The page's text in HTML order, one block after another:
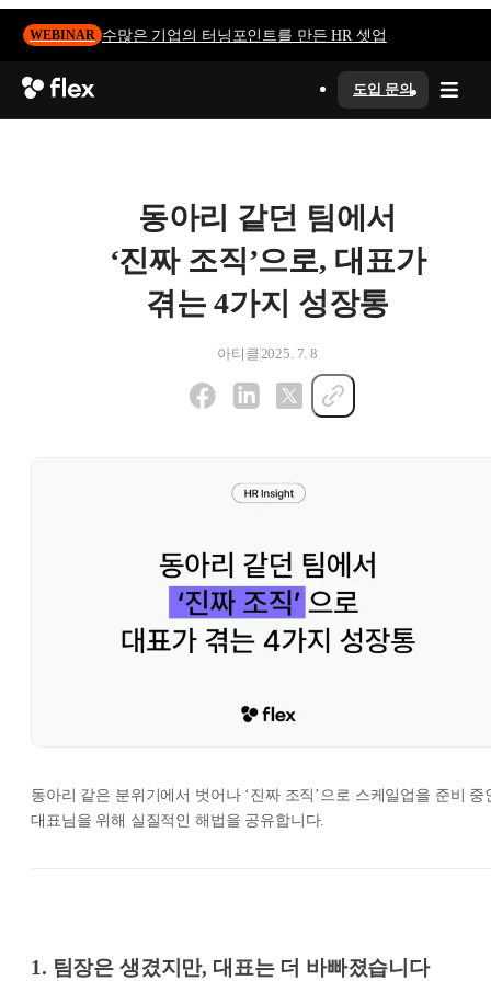
WEBINAR 수많은 기업의 터닝포인트를 만든 HR 셋업
도입 문의
동아리 같던 팀에서
‘진짜 조직’으로, 대표가
겪는 4가지 성장통
아티클 2025. 7. 8
동아리 같은 분위기에서 벗어나 ‘진짜 조직’으로 스케일업을 준비 중
대표님을 위해 실질적인 해법을 공유합니다.
1. 팀장은 생겼지만, 대표는 더 바빠졌습니다